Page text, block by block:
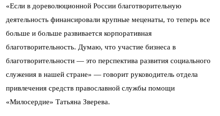
«Если в дореволюционной России благотворительную
деятельность финансировали крупные меценаты, то теперь все
больше и больше развивается корпоративная
благотворительность. Думаю, что участие бизнеса в
благотворительности — это перспектива развития социального
служения в нашей стране» — говорит руководитель отдела
привлечения средств православной службы помощи
«Милосердие» Татьяна Зверева.